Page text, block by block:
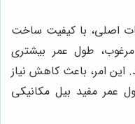
اصلی، با کیفیت ساخت
مرغوب، طول عمر بیشتری
این امر، باعث کاهش نیاز
عمر مفید بیل مکانیکی